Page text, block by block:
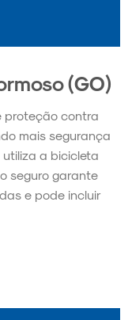
(GO)
proteção contra
mais segurança
a bicicleta
seguro garante
e pode incluir